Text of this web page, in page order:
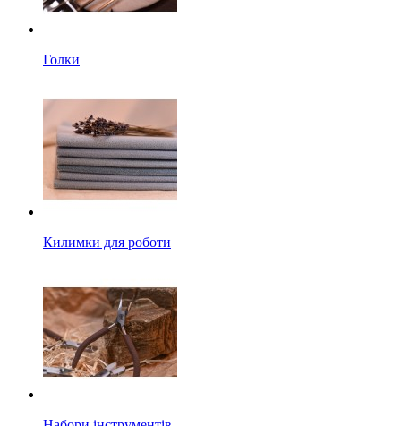
Голки
Килимки для роботи